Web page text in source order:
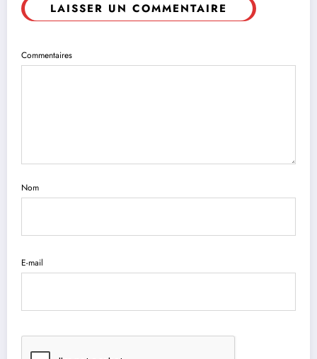
LAISSER UN COMMENTAIRE
Commentaires
Nom
E-mail